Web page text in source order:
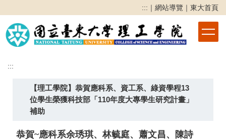
到
主
要
區
::: ｜ 網站導覽 ｜ 東大首頁
:::
【理工學院】恭賀應科系、資工系、綠資學程13
位學生榮獲科技部「110年度大專學生研究計畫」
補助
恭賀~應科系余琇琪、林毓庭、蕭文昌、陳詩